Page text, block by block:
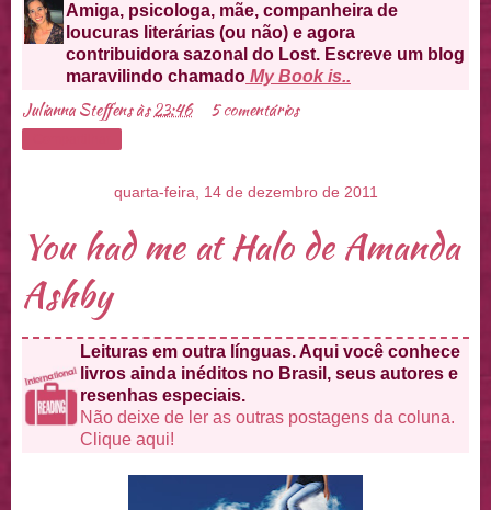
Amiga, psicologa, mãe, companheira de
loucuras literárias (ou não) e agora
contribuidora sazonal do Lost. Escreve um blog
maravilindo chamado My Book is..
Julianna Steffensàs23:46 5 comentários
quarta-feira, 14 de dezembro de 2011
You had me at Halo de Amanda
Ashby
Leituras em outra línguas. Aqui você conhece
livros ainda inéditos no Brasil, seus autores e
resenhas especiais.
Não deixe de ler as outras postagens da coluna.
Clique aqui!